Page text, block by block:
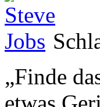
„Finde